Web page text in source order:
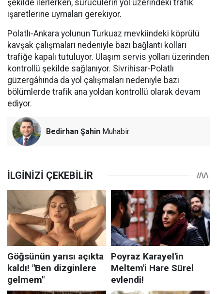
şekilde ilerlerken, sürücülerin yol üzerindeki trafik
işaretlerine uymaları gerekiyor.
Polatlı-Ankara yolunun Turkuaz mevkiindeki köprülü
kavşak çalışmaları nedeniyle bazı bağlantı kolları
trafiğe kapalı tutuluyor. Ulaşım servis yolları üzerinden
kontrollü şekilde sağlanıyor. Sivrihisar-Polatlı
güzergâhında da yol çalışmaları nedeniyle bazı
bölümlerde trafik ana yoldan kontrollü olarak devam
ediyor.
Bedirhan Şahin Muhabir